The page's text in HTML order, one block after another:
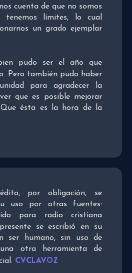
cuenta de que no somos
tenemos límites, lo cual
un grado ejemplar
pudo ser el año que
Pero también pudo haber
para agradecer la
que es posible mejorar
Que ésta es la hora de la
por obligación, se
uso por otras fuentes:
para radio cristiana
se escribió en su
ser humano, sin uso de
otra herramienta de
CVCLAVOZ